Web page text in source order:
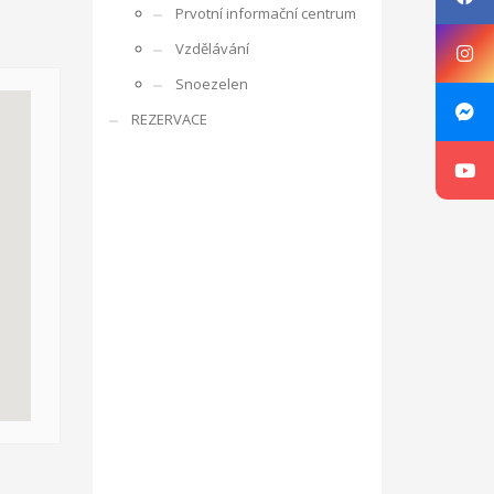
s ostatními účastníky, obdobrníky a lidmi z
je zajímá, co umí apod. V rámci projektu je
listopadu 2016 ve Zlíně v ČR, v organizaci RC
with Kamarád – Nenuda
své vlastní projekty. Plně se zapojí do
Prvotní informační centrum
Vzdělávání
Snoezelen
REZERVACE